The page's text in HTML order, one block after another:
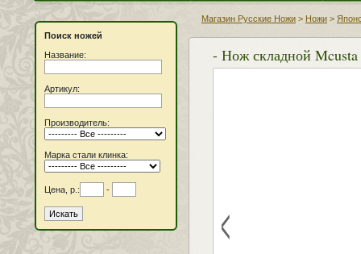
Поиск ножей
Название:
Артикул:
Производитель:
Марка стали клинка:
Цена, р.: -
Магазин Русские Ножи > Ножи >
- Нож складной
<